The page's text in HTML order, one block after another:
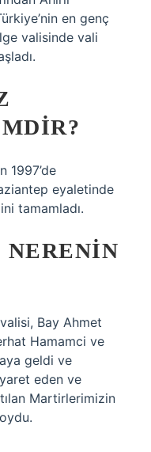
en genç
valisinde vali
1997’de
eyaletinde
tamamladı.
Bay Ahmet
Hamamci ve
geldi ve
eden ve
Martirlerimizin